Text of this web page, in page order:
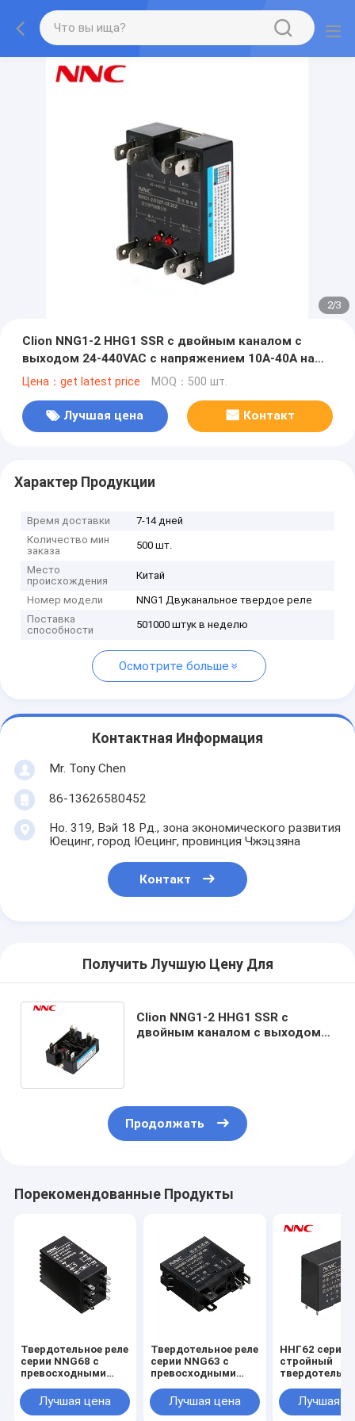
2/3
Clion NNG1-2 HHG1 SSR с двойным каналом с
выходом 24-440VAC с напряжением 10A-40A на
канал
Цена：get latest price MOQ：500 шт.
Лучшая цена Контакт
Характер Продукции
Время доставки
7-14 дней
Количество мин
заказа
500 шт.
Место
происхождения
Китай
Номер модели
NNG1 Двуканальное твердое реле
Поставка
способности
501000 штук в неделю
Осмотрите больше
Контактная Информация
Mr. Tony Chen
86-13626580452
Но. 319, Вэй 18 Рд., зона экономического развития
Юецинг, город Юецинг, провинция Чжэцзяна
Контакт
Получить Лучшую Цену Для
Clion NNG1-2 HHG1 SSR с
двойным каналом с выходом
Продолжать
Порекомендованные Продукты
Твердотельное реле
серии NNG68 с
превосходными
для промышленных
применений
Лучшая цена
Твердотельное реле
серии NNG63 с
превосходными
для промышленных
применений
Лучшая цена
ННГ62 серия
стройный
Лучшая